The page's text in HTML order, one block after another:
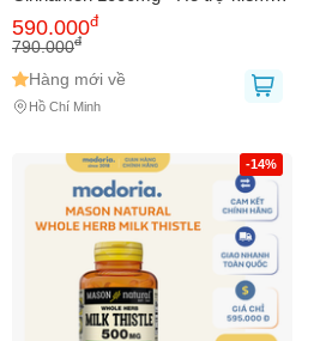
soát đường huyết và chuyển hóa
năng lượng cho người tiểu đường
590.000đ
790.000đ
Hàng mới về
Hồ Chí Minh
-14%
0911.888.300